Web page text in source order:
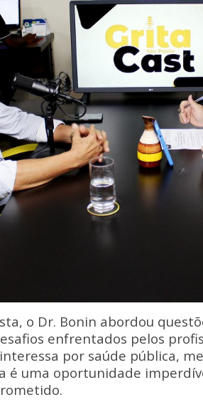
o Dr. Bonin abordou
enfrentados pelos
interessa por saúde pública,
é uma oportunidade